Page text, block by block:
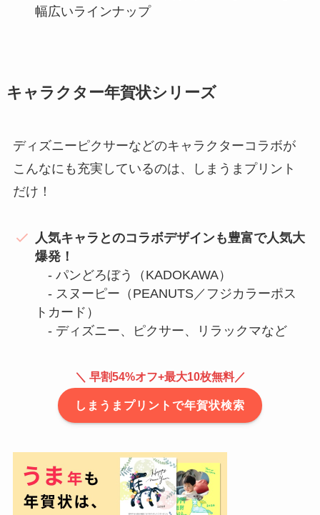
幅広いラインナップ
キャラクター年賀状シリーズ
ディズニーピクサーなどのキャラクターコラボが
こんなにも充実しているのは、しまうまプリント
だけ！
人気キャラとのコラボデザインも豊富で人気大
爆発！
- パンどろぼう（KADOKAWA）
- スヌーピー（PEANUTS／フジカラーポス
トカード）
- ディズニー、ピクサー、リラックマなど
＼ 早割54%オフ+最大10枚無料／
しまうまプリントで年賀状検索